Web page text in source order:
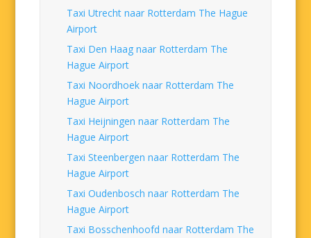
Taxi Utrecht naar Rotterdam The Hague
Airport
Taxi Den Haag naar Rotterdam The
Hague Airport
Taxi Noordhoek naar Rotterdam The
Hague Airport
Taxi Heijningen naar Rotterdam The
Hague Airport
Taxi Steenbergen naar Rotterdam The
Hague Airport
Taxi Oudenbosch naar Rotterdam The
Hague Airport
Taxi Bosschenhoofd naar Rotterdam The